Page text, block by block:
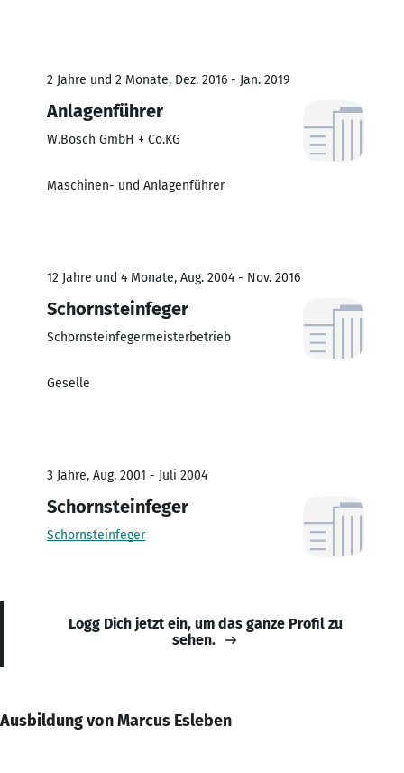
2 Jahre und 2 Monate, Dez. 2016 - Jan. 2019
Anlagenführer
W.Bosch GmbH + Co.KG
Maschinen- und Anlagenführer
12 Jahre und 4 Monate, Aug. 2004 - Nov. 2016
Schornsteinfeger
Schornsteinfegermeisterbetrieb
Geselle
3 Jahre, Aug. 2001 - Juli 2004
Schornsteinfeger
Schornsteinfeger
Logg Dich jetzt ein, um das ganze Profil zu
sehen.
Ausbildung von Marcus Esleben